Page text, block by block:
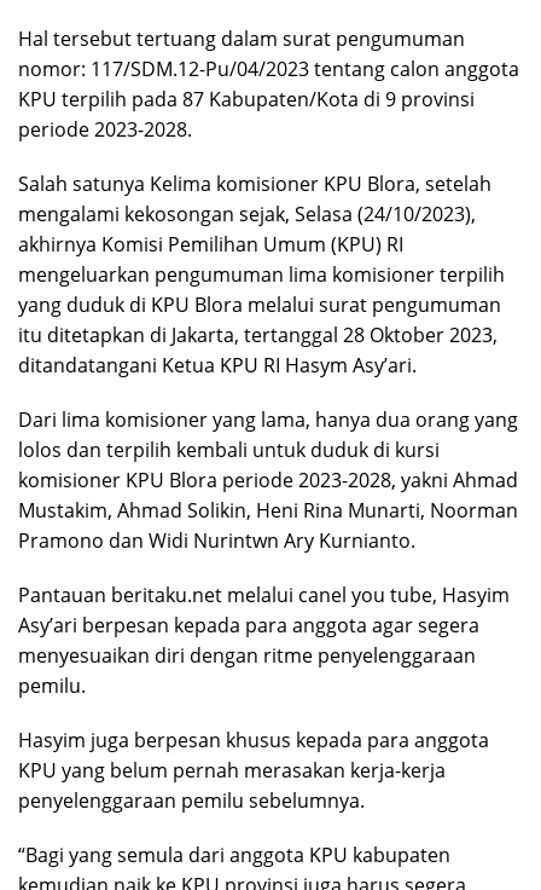
Hal tersebut tertuang dalam surat pengumuman
nomor: 117/SDM.12-Pu/04/2023 tentang calon anggota
KPU terpilih pada 87 Kabupaten/Kota di 9 provinsi
periode 2023-2028.
Salah satunya Kelima komisioner KPU Blora, setelah
mengalami kekosongan sejak, Selasa (24/10/2023),
akhirnya Komisi Pemilihan Umum (KPU) RI
mengeluarkan pengumuman lima komisioner terpilih
yang duduk di KPU Blora melalui surat pengumuman
itu ditetapkan di Jakarta, tertanggal 28 Oktober 2023,
ditandatangani Ketua KPU RI Hasym Asy’ari.
Dari lima komisioner yang lama, hanya dua orang yang
lolos dan terpilih kembali untuk duduk di kursi
komisioner KPU Blora periode 2023-2028, yakni Ahmad
Mustakim, Ahmad Solikin, Heni Rina Munarti, Noorman
Pramono dan Widi Nurintwn Ary Kurnianto.
Pantauan beritaku.net melalui canel you tube, Hasyim
Asy’ari berpesan kepada para anggota agar segera
menyesuaikan diri dengan ritme penyelenggaraan
pemilu.
Hasyim juga berpesan khusus kepada para anggota
KPU yang belum pernah merasakan kerja-kerja
penyelenggaraan pemilu sebelumnya.
“Bagi yang semula dari anggota KPU kabupaten